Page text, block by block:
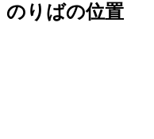
のりばの位置